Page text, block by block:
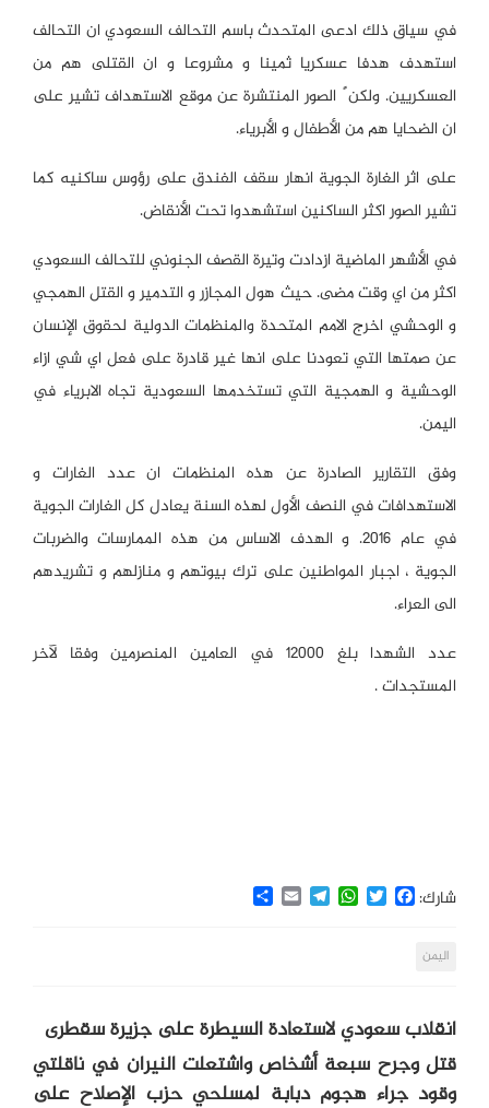
في سياق ذلك ادعى المتحدث باسم التحالف السعودي ان التحالف
استهدف هدفا عسكريا ثمينا و مشروعا و ان القتلى هم من
العسكريين. ولكن ً الصور المنتشرة عن موقع الاستهداف تشير على
ان الضحايا هم من الأطفال و الأبرياء.
على اثر الغارة الجوية انهار سقف الفندق على رؤوس ساكنيه كما
تشير الصور اكثر الساکنین استشهدوا تحت الأنقاض.
في الأشهر الماضية ازدادت وتيرة القصف الجنوني للتحالف السعودي
اكثر من اي وقت مضى. حيث هول المجازر و التدمير و القتل الهمجي
و الوحشي اخرج الامم المتحدة والمنظمات الدولية لحقوق الإنسان
عن صمتها التي تعودنا على انها غير قادرة على فعل اي شي ازاء
الوحشية و الهمجية التي تستخدمها السعودية تجاه الابرياء في
اليمن.
وفق التقارير الصادرة عن هذه المنظمات ان عدد الغارات و
الاستهدافات في النصف الأول لهذه السنة يعادل كل الغارات الجوية
في عام 2016. و الهدف الاساس من هذه الممارسات والضربات
الجوية ، اجبار المواطنين على ترك بيوتهم و منازلهم و تشريدهم
الى العراء.
عدد الشهدا بلغ 12000 في العامين المنصرمين وفقا لآخر
المستجدات .
شارك: Facebook
Twitter
WhatsApp
Telegram
Email
Share
اليمن
انقلاب سعودي لاستعادة السيطرة على جزيرة سقطرى
قتل وجرح سبعة أشخاص واشتعلت النيران في ناقلتي
وقود جراء هجوم دبابة لمسلحي حزب الإصلاح على